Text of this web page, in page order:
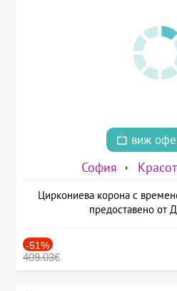
виж
София
Циркониева корона с
предоставено от
-51%
409.03€